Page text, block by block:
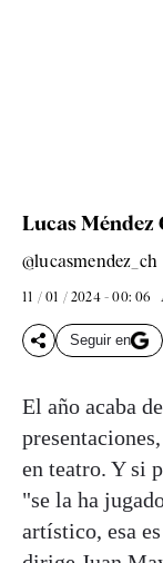
Lucas Méndez
@lucasmendez_ch
11 / 01 / 2024 - 00: 06
Seguir en
El año acaba
en teatro. Y si
"se la ha
artístico, esa